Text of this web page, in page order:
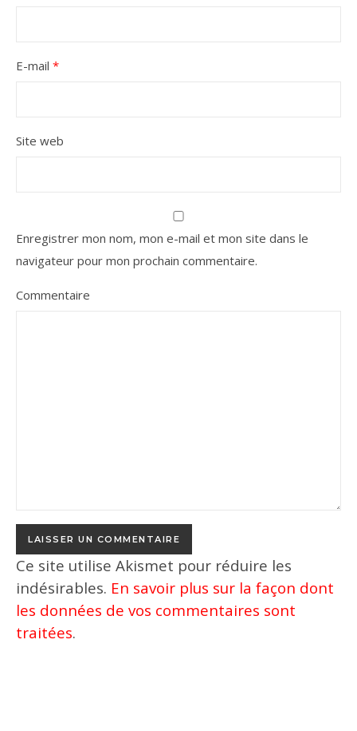
E-mail *
Site web
Enregistrer mon nom, mon e-mail et mon site dans le
navigateur pour mon prochain commentaire.
Commentaire
Ce site utilise Akismet pour réduire les
indésirables. En savoir plus sur la façon dont
les données de vos commentaires sont
traitées.